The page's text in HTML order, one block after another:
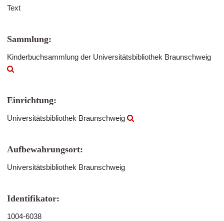
Text
Sammlung:
Kinderbuchsammlung der Universitätsbibliothek Braunschweig
Einrichtung:
Universitätsbibliothek Braunschweig
Aufbewahrungsort:
Universitätsbibliothek Braunschweig
Identifikator:
1004-6038